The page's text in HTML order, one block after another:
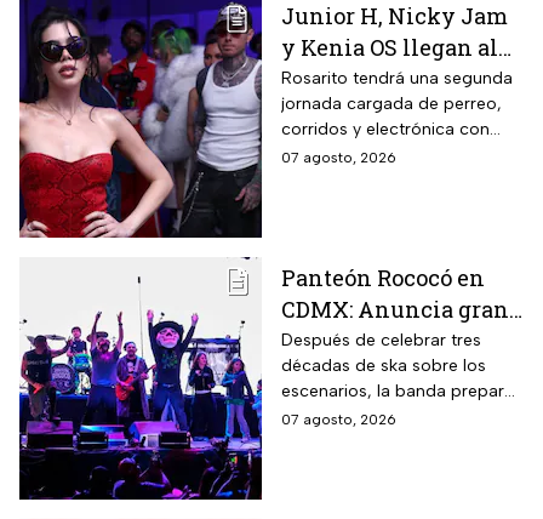
Junior H, Nicky Jam
y Kenia OS llegan al
Baja Beach Fest 2026:
Estos son los horarios
del sábado
Rosarito tendrá una segunda
jornada cargada de perreo,
corridos y electrónica con
Farruko, Jowell y Randy, Zion y
07 agosto, 2026
Panteón Rococó en
CDMX: Anuncia gran
cierre de gira en el
Estadio GNP
Después de celebrar tres
décadas de ska sobre los
escenarios, la banda prepara
una última gran fiesta de su
07 agosto, 2026